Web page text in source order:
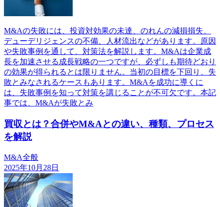
M&Aの失敗には、投資対効果の未達、のれんの減損損失、
デューデリジェンスの不備、人材流出などがあります。原因
や失敗事例を通して、対策法を解説します。M&Aは企業成
長を加速させる成長戦略の一つですが、必ずしも期待どおり
の効果が得られるとは限りません。当初の目標を下回り、失
敗とみなされるケースもあります。M&Aを成功に導くに
は、失敗事例を知って対策を講じることが不可欠です。本記
事では、M&Aが失敗とみ
買収とは？合併やM&Aとの違い、種類、プロセス
を解説
M&A全般
2025年10月28日